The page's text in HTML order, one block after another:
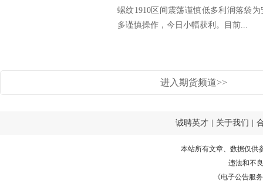
螺纹1910区间震荡谨慎低多利润落袋
多谨慎操作，今日小幅获利。目前...
进入期货频道>>
诚聘英才 关于我们
本站所有文章、数据仅供
违法和不
《电子公告服务